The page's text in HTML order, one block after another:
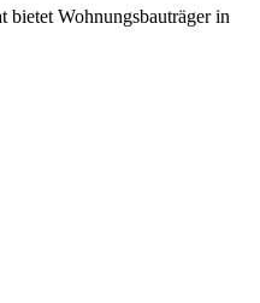
Wohnungsbauträger in